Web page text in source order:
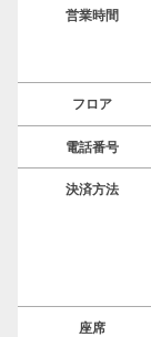
営業時間
フロア
電話番号
決済方法
座席